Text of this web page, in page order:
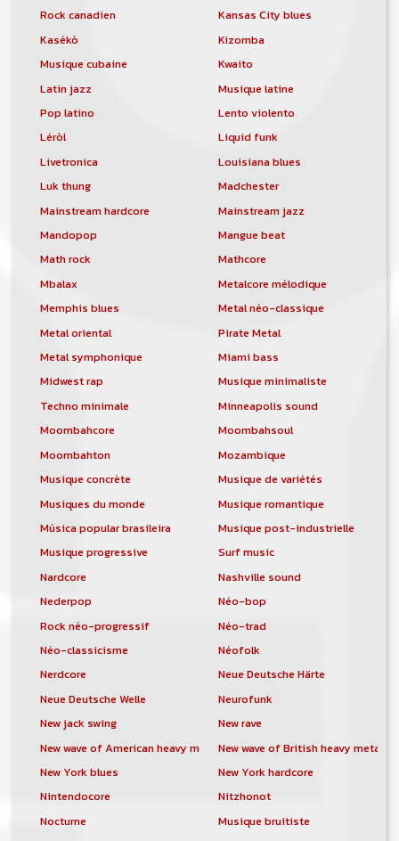
Rock canadien
Kansas City blues
Kasékò
Kizomba
Musique cubaine
Kwaito
Latin jazz
Musique latine
Pop latino
Lento violento
Léròl
Liquid funk
Livetronica
Louisiana blues
Luk thung
Madchester
Mainstream hardcore
Mainstream jazz
Mandopop
Mangue beat
Math rock
Mathcore
Mbalax
Metalcore mélodique
Memphis blues
Metal néo-classique
Metal oriental
Pirate Metal
Metal symphonique
Miami bass
Midwest rap
Musique minimaliste
Techno minimale
Minneapolis sound
Moombahcore
Moombahsoul
Moombahton
Mozambique
Musique concrète
Musique de variétés
Musiques du monde
Musique romantique
Música popular brasileira
Musique post-industrielle
Musique progressive
Surf music
Nardcore
Nashville sound
Nederpop
Néo-bop
Rock néo-progressif
Néo-trad
Néo-classicisme
Néofolk
Nerdcore
Neue Deutsche Härte
Neue Deutsche Welle
Neurofunk
New jack swing
New rave
New wave of American heavy metalNew wave of British heavy metal
New York blues
New York hardcore
Nintendocore
Nitzhonot
Nocturne
Musique bruitiste